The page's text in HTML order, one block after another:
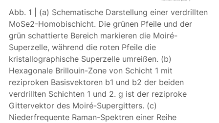
Abb. 1 | (a) Schematische Darstellung einer verdrillten
MoSe2-Homobischicht. Die grünen Pfeile und der
grün schattierte Bereich markieren die Moiré-
Superzelle, während die roten Pfeile die
kristallographische Superzelle umreißen. (b)
Hexagonale Brillouin-Zone von Schicht 1 mit
reziproken Basisvektoren b1 und b2 der beiden
verdrillten Schichten 1 und 2. g ist der reziproke
Gittervektor des Moiré-Supergitters. (c)
Niederfrequente Raman-Spektren einer Reihe